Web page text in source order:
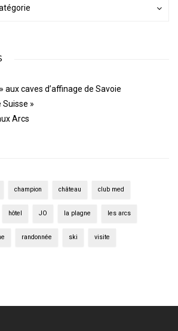
aux caves d’affinage de Savoie
Suisse »
Arcs
champion château club med
hôtel JO la plagne les arcs
randonnée ski visite